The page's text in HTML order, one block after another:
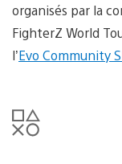
organisés par la
FighterZ World
l’Evo Community